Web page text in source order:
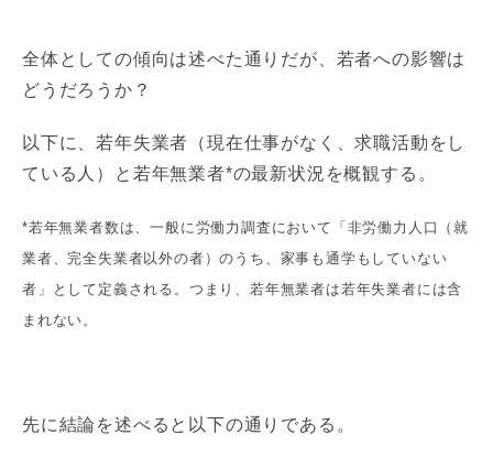
全体としての傾向は述べた通りだが、若者への影響は
どうだろうか？
以下に、若年失業者（現在仕事がなく、求職活動をし
ている人）と若年無業者*の最新状況を概観する。
*若年無業者数は、一般に労働力調査において「非労働力人口（就
業者、完全失業者以外の者）のうち、家事も通学もしていない
者」として定義される。つまり、若年無業者は若年失業者には含
まれない。
先に結論を述べると以下の通りである。